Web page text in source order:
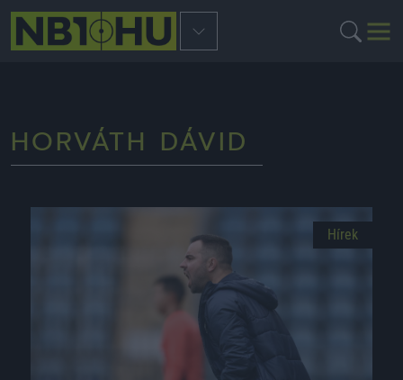
HORVÁTH DÁVID
Hírek